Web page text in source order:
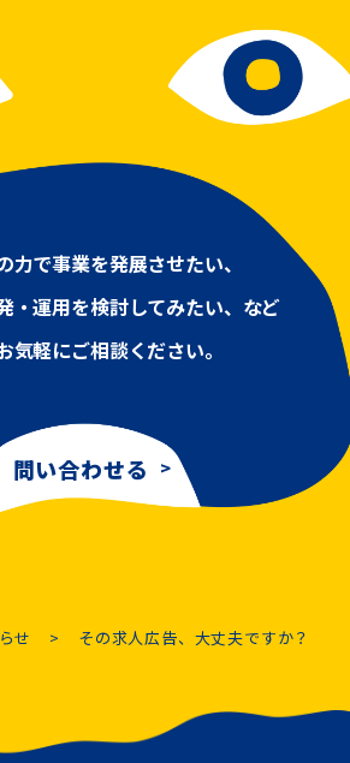
力で事業を発展させたい、
・運用を検討してみたい、など
気軽にご相談ください。
問い合わせる
せ その求人広告、大丈夫ですか？